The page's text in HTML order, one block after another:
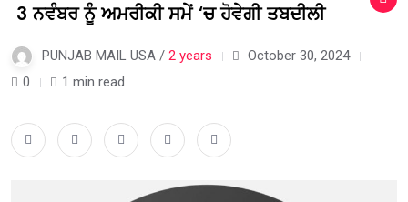
3 ਨਵੰਬਰ ਨੂੰ ਅਮਰੀਕੀ ਸਮੇਂ ‘ਚ ਹੋਵੇਗੀ ਤਬਦੀਲੀ
PUNJAB MAIL USA / 2 years
October 30, 2024
0
1 min read